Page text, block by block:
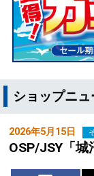
ショップニュ
2026年5月15日
OSP/JSY「城